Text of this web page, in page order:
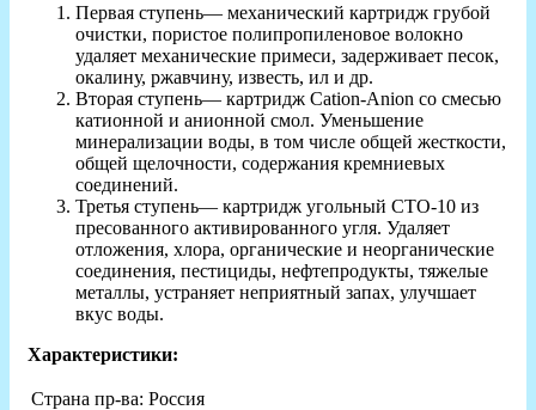
Первая ступень— механический картридж грубой
очистки, пористое полипропиленовое волокно
удаляет механические примеси, задерживает песок,
окалину, ржавчину, известь, ил и др.
Вторая ступень— картридж Cation-Anion со смесью
катионной и анионной смол. Уменьшение
минерализации воды, в том числе общей жесткости,
общей щелочности, содержания кремниевых
соединений.
Третья ступень— картридж угольный СТО-10 из
пресованного активированного угля. Удаляет
отложения, хлора, органические и неорганические
соединения, пестициды, нефтепродукты, тяжелые
металлы, устраняет неприятный запах, улучшает
вкус воды.
Характеристики:
Страна пр-ва: Россия